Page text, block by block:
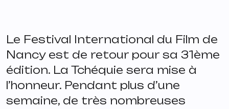
Le Festival International du Film de
Nancy est de retour pour sa 31ème
édition. La Tchéquie sera mise à
l’honneur. Pendant plus d’une
semaine, de très nombreuses